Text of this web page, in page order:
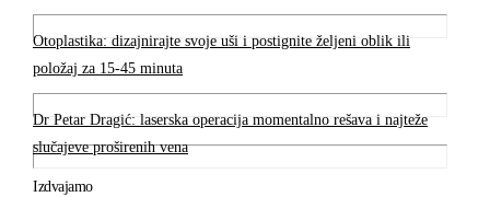
Otoplastika: dizajnirajte svoje uši i postignite željeni oblik ili
položaj za 15-45 minuta
Dr Petar Dragić: laserska operacija momentalno rešava i najteže
slučajeve proširenih vena
Izdvajamo